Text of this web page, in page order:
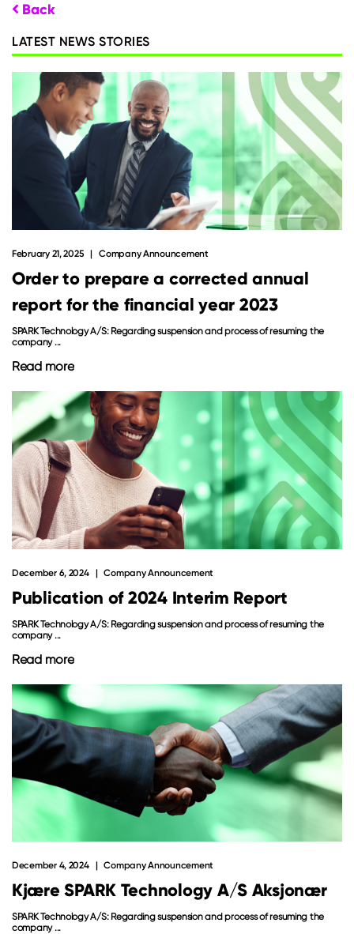
Back
LATEST NEWS STORIES
Order to prepare a corrected annual
report for the financial year 2023
February 21, 2025 Company Announcement
SPARK Technology A/S: Regarding suspension and process of resuming the
company ...
Read more
Publication of 2024 Interim Report
December 6, 2024 Company Announcement
SPARK Technology A/S: Regarding suspension and process of resuming the
company ...
Read more
Kjære SPARK Technology A/S Aksjonær
December 4, 2024 Company Announcement
SPARK Technology A/S: Regarding suspension and process of resuming the
company ...